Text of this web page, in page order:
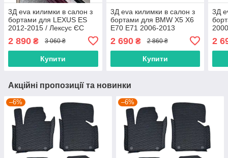
3Д eva килимки в салон з
бортами для LEXUS ES
2012-2015 / Лексус ЄС
2 890 ₴ 3 060 ₴
Купити
3Д eva килимки в салон з
бортами для BMW X5 X6
E70 E71 2006-2013
2 690₴ 2 860 ₴
Купити
3Д
2
Акційні пропозиції та новинки
–6% –6%